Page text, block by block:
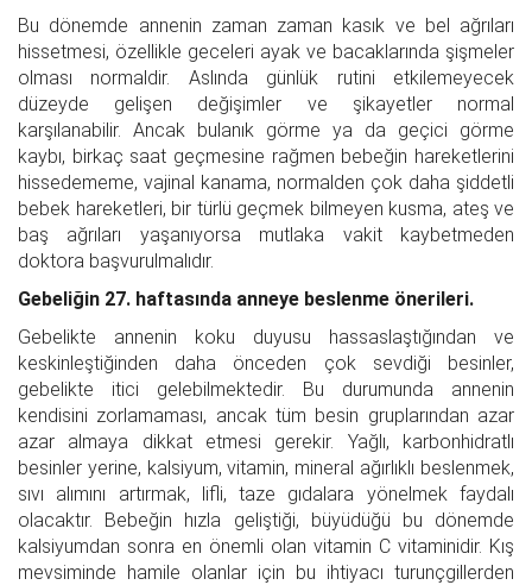
Bu dönemde annenin zaman zaman kasık ve bel ağrıları
hissetmesi, özellikle geceleri ayak ve bacaklarında şişmeler
olması normaldir. Aslında günlük rutini etkilemeyecek
düzeyde gelişen değişimler ve şikayetler normal
karşılanabilir. Ancak bulanık görme ya da geçici görme
kaybı, birkaç saat geçmesine rağmen bebeğin hareketlerini
hissedememe, vajinal kanama, normalden çok daha şiddetli
bebek hareketleri, bir türlü geçmek bilmeyen kusma, ateş ve
baş ağrıları yaşanıyorsa mutlaka vakit kaybetmeden
doktora başvurulmalıdır.
Gebeliğin 27. haftasında anneye beslenme önerileri.
Gebelikte annenin koku duyusu hassaslaştığından ve
keskinleştiğinden daha önceden çok sevdiği besinler,
gebelikte itici gelebilmektedir. Bu durumunda annenin
kendisini zorlamaması, ancak tüm besin gruplarından azar
azar almaya dikkat etmesi gerekir. Yağlı, karbonhidratlı
besinler yerine, kalsiyum, vitamin, mineral ağırlıklı beslenmek,
sıvı alımını artırmak, lifli, taze gıdalara yönelmek faydalı
olacaktır. Bebeğin hızla geliştiği, büyüdüğü bu dönemde
kalsiyumdan sonra en önemli olan vitamin C vitaminidir. Kış
mevsiminde hamile olanlar için bu ihtiyacı turunçgillerden